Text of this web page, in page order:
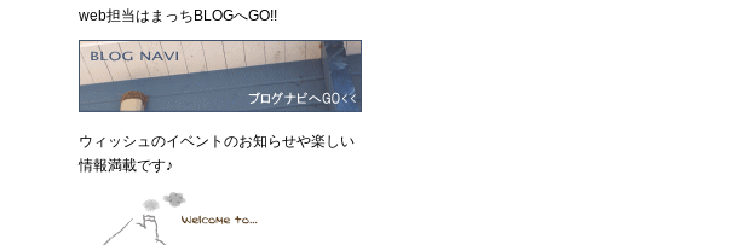
web担当はまっちBLOGへGO!!
ウィッシュのイベントのお知らせや楽しい
情報満載です♪